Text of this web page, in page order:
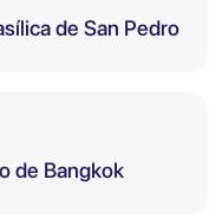
de San Pedro
de Bangkok